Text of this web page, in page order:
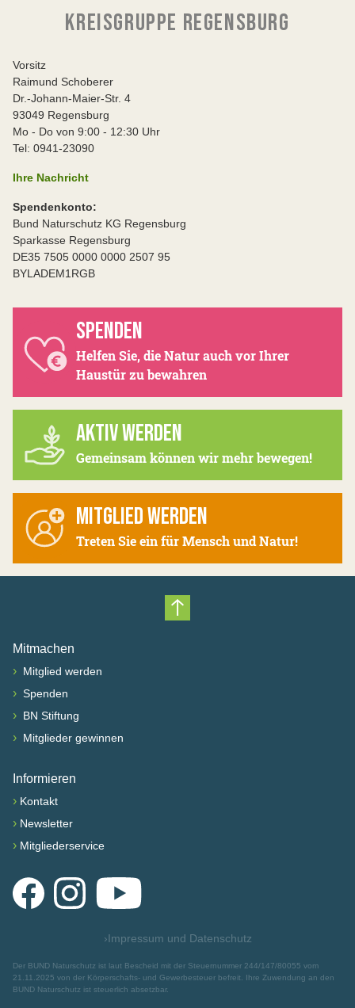
KREISGRUPPE REGENSBURG
Vorsitz
Raimund Schoberer
Dr.-Johann-Maier-Str. 4
93049 Regensburg
Mo - Do von 9:00 - 12:30 Uhr
Tel: 0941-23090
Ihre Nachricht
Spendenkonto:
Bund Naturschutz KG Regensburg
Sparkasse Regensburg
DE35 7505 0000 0000 2507 95
BYLADEM1RGB
SPENDEN
Helfen Sie, die Natur auch vor Ihrer
Haustür zu bewahren
AKTIV WERDEN
Gemeinsam können wir mehr bewegen!
MITGLIED WERDEN
Treten Sie ein für Mensch und Natur!
Nach oben scrollen
Mitmachen
› Mitglied werden
› Spenden
› BN Stiftung
› Mitglieder gewinnen
Informieren
› Kontakt
› Newsletter
› Mitgliederservice
FacebookInstagramYouTube
›Impressum und Datenschutz
Der BUND Naturschutz ist laut Bescheid mit der Steuernummer 244/147/80055 vom
21.11.2025 von der Körperschafts- und Gewerbesteuer befreit. Ihre Zuwendung an den
BUND Naturschutz ist steuerlich absetzbar.